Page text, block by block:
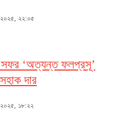
২২:০৫
সফর ‘অত্যন্ত ফলপ্রসূ’
দার
১৮:২২